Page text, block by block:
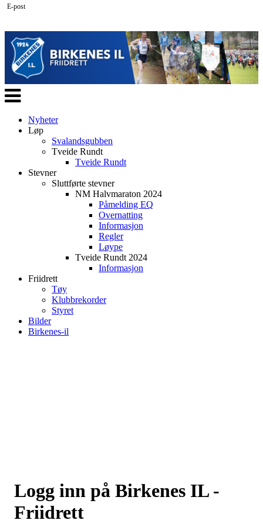
Veksle
navigasjon
Nyheter
Løp
Svalandsgubben
Tveide Rundt
Tveide Rundt
Stevner
Sluttførte stevner
NM Halvmaraton 2024
Påmelding EQ
Overnatting
Informasjon
Regler
Løype
Tveide Rundt 2024
Informasjon
Friidrett
Tøy
Klubbrekorder
Styret
Bilder
Birkenes-il
Logg inn på Birkenes IL -
Friidrett
E-post